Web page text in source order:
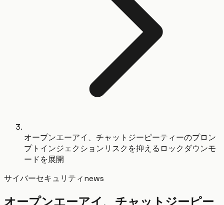
オープンエーアイ、チャットジーピーティーのプロン
プトインジェクションリスクを抑えるロックダウンモ
ードを展開
サイバーセキュリティnews
オープンエーアイ、チャットジーピー